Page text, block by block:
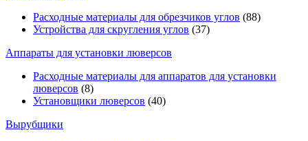
Расходные материалы для обрезчиков углов (88)
Устройства для скругления углов (37)
Аппараты для установки люверсов
Расходные материалы для аппаратов для установки
люверсов (8)
Установщики люверсов (40)
Вырубщики